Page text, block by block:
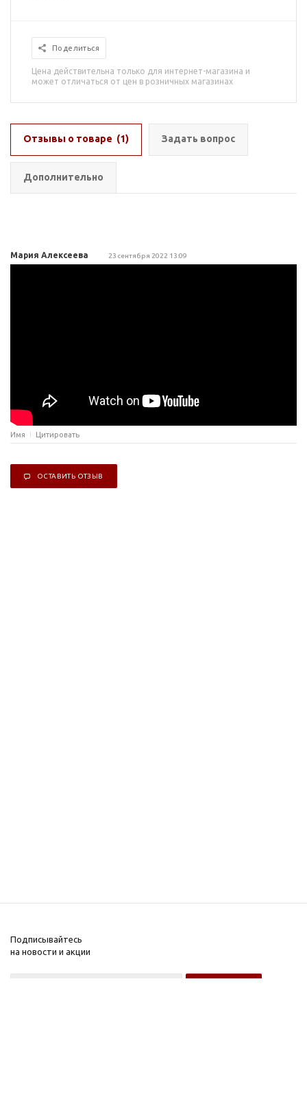
Поделиться
Цена действительна только для интернет-магазина и
может отличаться от цен в розничных магазинах
Отзывы о товаре (1) Задать вопрос
Дополнительно
Мария Алексеева 23 сентября 2022 13:09
Имя Цитировать
ОСТАВИТЬ ОТЗЫВ
Подписывайтесь
на новости и акции